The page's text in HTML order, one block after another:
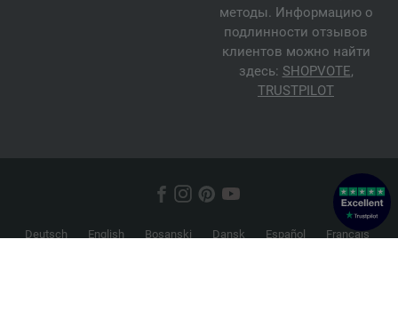
методы. Информацию о
подлинности отзывов
клиентов можно найти
здесь: SHOPVOTE,
TRUSTPILOT
Deutsch English Bosanski Dansk Español
Français